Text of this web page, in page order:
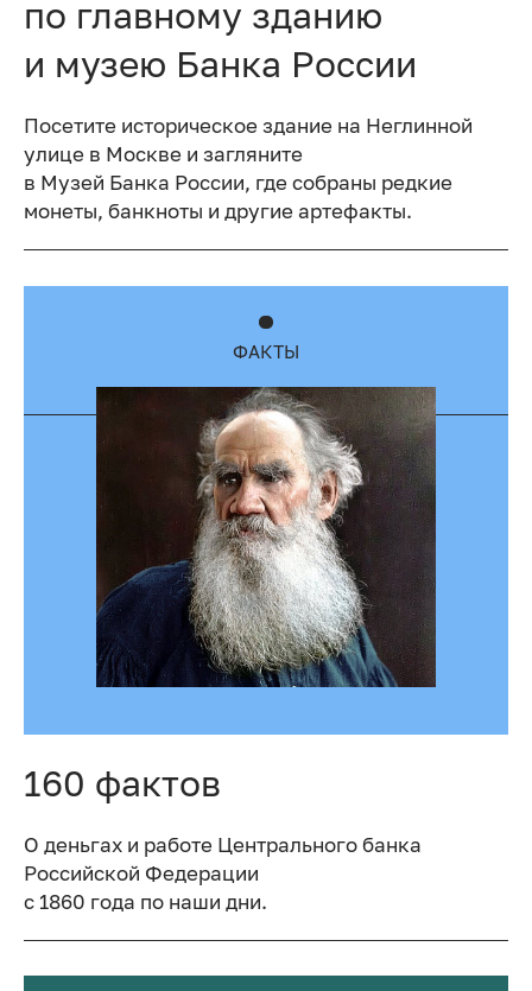
по главному зданию
и музею Банка России
Посетите историческое здание на Неглинной
улице в Москве и загляните
в Музей Банка России, где собраны редкие
монеты, банкноты и другие артефакты.
ФАКТЫ
160 фактов
О деньгах и работе Центрального банка
Российской Федерации
с 1860 года по наши дни.